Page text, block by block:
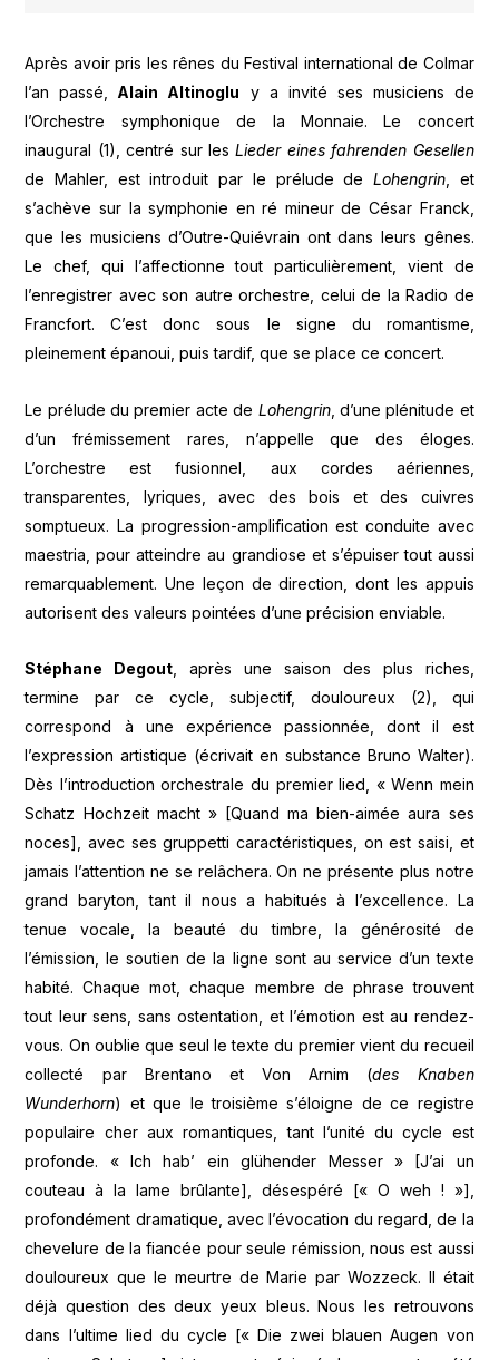
Après avoir pris les rênes du Festival international de Colmar
l’an passé, Alain Altinoglu y a invité ses musiciens de
l’Orchestre symphonique de la Monnaie. Le concert
inaugural (1), centré sur lesLieder eines fahrenden Gesellen
de Mahler, est introduit par le prélude de Lohengrin, et
s’achève sur la symphonie en ré mineur de César Franck,
que les musiciens d’Outre-Quiévrain ont dans leurs gênes.
Le chef, qui l’affectionne tout particulièrement, vient de
l’enregistrer avec son autre orchestre, celui de la Radio de
Francfort. C’est donc sous le signe du romantisme,
pleinement épanoui, puis tardif, que se place ce concert.
Le prélude du premier acte de Lohengrin, d’une plénitude et
d’un frémissement rares, n’appelle que des éloges.
L’orchestre est fusionnel, aux cordes aériennes,
transparentes, lyriques, avec des bois et des cuivres
somptueux. La progression-amplification est conduite avec
maestria, pour atteindre au grandiose et s’épuiser tout aussi
remarquablement. Une leçon de direction, dont les appuis
autorisent des valeurs pointées d’une précision enviable.
Stéphane Degout, après une saison des plus riches,
termine par ce cycle, subjectif, douloureux (2), qui
correspond à une expérience passionnée, dont il est
l’expression artistique (écrivait en substance Bruno Walter).
Dès l’introduction orchestrale du premier lied, « Wenn mein
Schatz Hochzeit macht » [Quand ma bien-aimée aura ses
noces], avec ses gruppetti caractéristiques, on est saisi, et
jamais l’attention ne se relâchera. On ne présente plus notre
grand baryton, tant il nous a habitués à l’excellence. La
tenue vocale, la beauté du timbre, la générosité de
l’émission, le soutien de la ligne sont au service d’un texte
habité. Chaque mot, chaque membre de phrase trouvent
tout leur sens, sans ostentation, et l’émotion est au rendez-
vous. On oublie que seul le texte du premier vient du recueil
collecté par Brentano et Von Arnim (des Knaben
Wunderhorn) et que le troisième s’éloigne de ce registre
populaire cher aux romantiques, tant l’unité du cycle est
profonde. « Ich hab’ ein glühender Messer » [J’ai un
couteau à la lame brûlante], désespéré [« O weh ! »],
profondément dramatique, avec l’évocation du regard, de la
chevelure de la fiancée pour seule rémission, nous est aussi
douloureux que le meurtre de Marie par Wozzeck. Il était
déjà question des deux yeux bleus. Nous les retrouvons
dans l’ultime lied du cycle [« Die zwei blauen Augen von